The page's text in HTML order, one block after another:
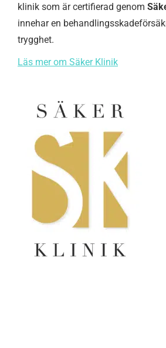
klinik som är certifierad genom
innehar en
trygghet.
Läs mer om Säker Klinik